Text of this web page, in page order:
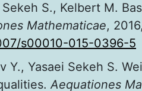
S., Kelbert M.
Mathematicae,
s00010-015-0396-5
Y., Yasaei Sekeh S.
Aequationes